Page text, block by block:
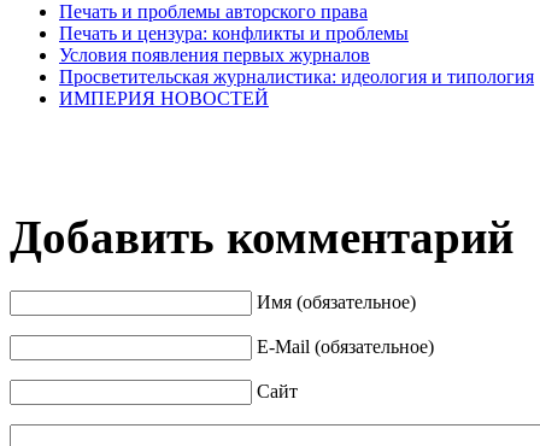
Печать и проблемы авторского права
Печать и цензура: конфликты и проблемы
Условия появления первых журналов
Просветительская журналистика: идеология и типология
ИМПЕРИЯ НОВОСТЕЙ
Добавить комментарий
Имя (обязательное)
E-Mail (обязательное)
Сайт